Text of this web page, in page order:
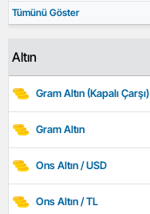
Tümünü Göster
Altın
Gram Altın (Kapalı Çarşı)
Gram Altın
Ons Altın / USD
Ons Altın / TL